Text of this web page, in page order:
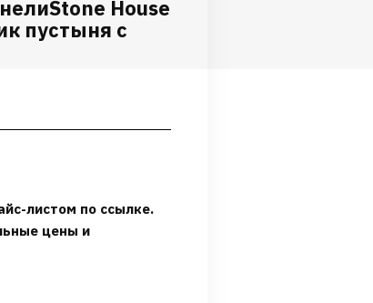
House
пустыня с
листом по ссылке.
цены и